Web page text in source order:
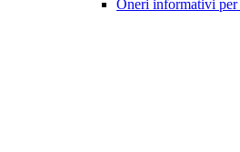
Oneri informativi per